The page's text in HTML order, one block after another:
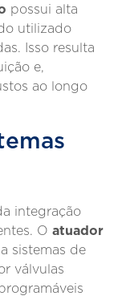
possui alta
utilizado
Isso resulta
e,
ao longo
integração
Oatuador
sistemas de
válvulas